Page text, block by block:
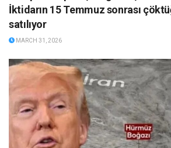
İktidarın 15 Temmuz sonrası
satılıyor
MARCH 31, 2026